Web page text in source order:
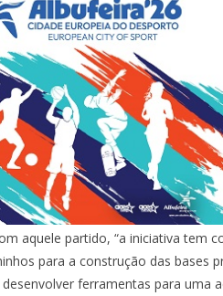
aquele partido, “a iniciativa tem
para a construção das bases
ferramentas para uma